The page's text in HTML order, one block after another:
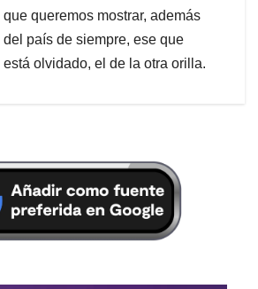
que queremos mostrar, además
del país de siempre, ese que
está olvidado, el de la otra orilla.